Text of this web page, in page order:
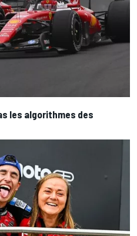
les algorithmes des